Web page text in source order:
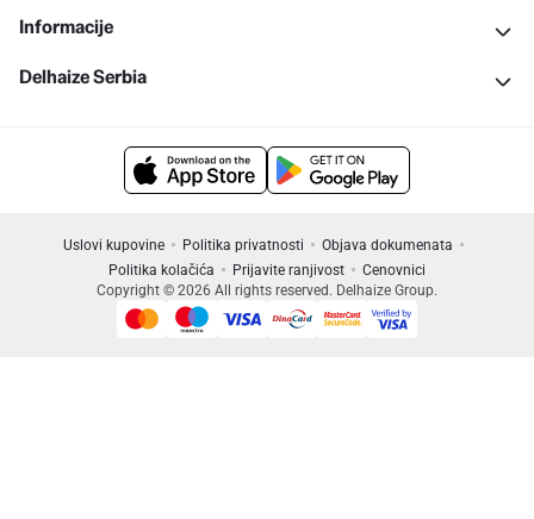
Informacije
Delhaize Serbia
Uslovi kupovine Politika privatnosti
Objava dokumenata
Politika kolačića
Prijavite ranjivost
Cenovnici
Copyright © 2026 All rights reserved. Delhaize Group.